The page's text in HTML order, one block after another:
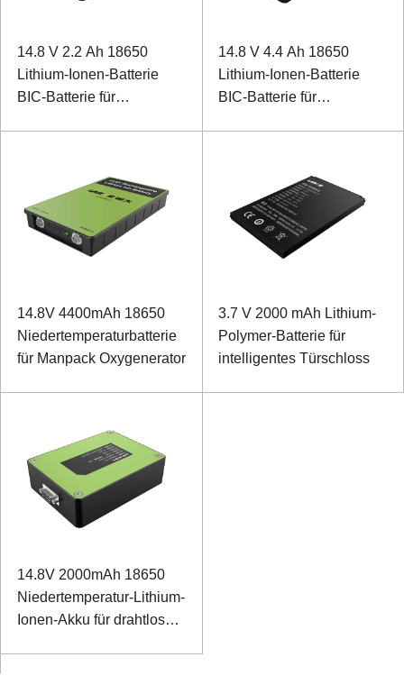
14.8 V 2.2 Ah 18650
Lithium-Ionen-Batterie
BIC-Batterie für
14.8 V 4.4 Ah 18650
Lithium-Ionen-Batterie
BIC-Batterie für
14.8V 4400mAh 18650
Niedertemperaturbatterie
für Manpack Oxygenerator
3.7 V 2000 mAh Lithium-
Polymer-Batterie für
intelligentes Türschloss
14.8V 2000mAh 18650
Niedertemperatur-Lithium-
Ionen-Akku für drahtlosen